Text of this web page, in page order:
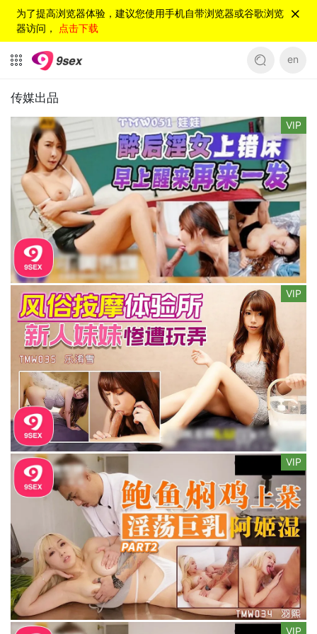
为了提高浏览器体验，建议您使用手机自带浏览器或谷歌浏览
器访问， 点击下载
en
传媒出品
VIP
VIP
VIP
VIP